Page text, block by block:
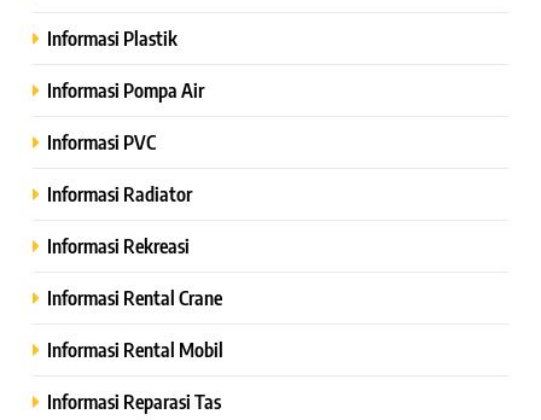
Informasi Plastik
Informasi Pompa Air
Informasi PVC
Informasi Radiator
Informasi Rekreasi
Informasi Rental Crane
Informasi Rental Mobil
Informasi Reparasi Tas